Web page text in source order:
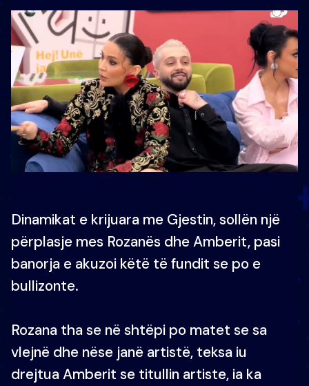
Dinamikat e krijuara me Gjestin, sollën një
përplasje mes Rozanës dhe Amberit, pasi
banorja e akuzoi këtë të fundit se po e
bullizonte.
Rozana tha se në shtëpi po matet se sa
vlejnë dhe nëse janë artistë, teksa iu
drejtua Amberit se titullin artiste, ia ka